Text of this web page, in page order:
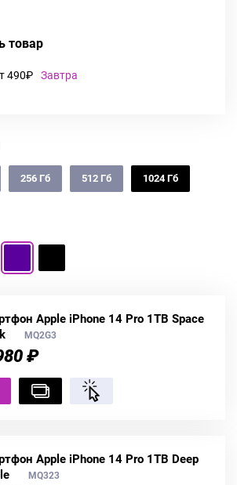
товар
490₽ Завтра
256 Гб 512 Гб 1024 Гб
Apple iPhone 14 Pro 1TB Space
MQ2G3
₽
Apple iPhone 14 Pro 1TB Deep
MQ323